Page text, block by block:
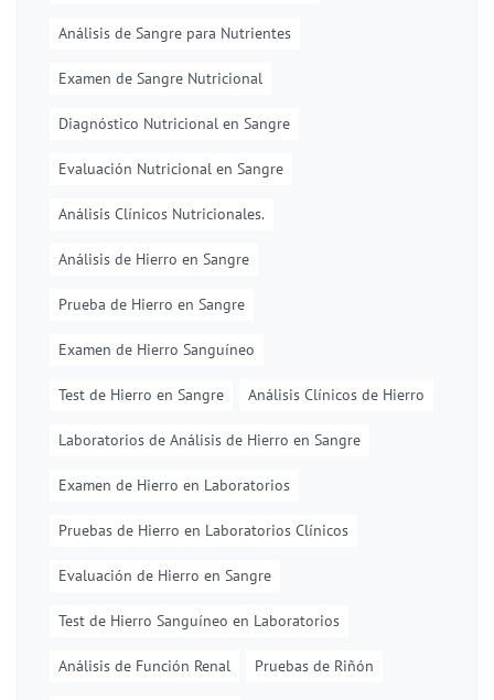
Análisis de Sangre para Nutrientes
Examen de Sangre Nutricional
Diagnóstico Nutricional en Sangre
Evaluación Nutricional en Sangre
Análisis Clínicos Nutricionales.
Análisis de Hierro en Sangre
Prueba de Hierro en Sangre
Examen de Hierro Sanguíneo
Test de Hierro en Sangre Análisis Clínicos de Hierro
Laboratorios de Análisis de Hierro en Sangre
Examen de Hierro en Laboratorios
Pruebas de Hierro en Laboratorios Clínicos
Evaluación de Hierro en Sangre
Test de Hierro Sanguíneo en Laboratorios
Análisis de Función Renal Pruebas de Riñón